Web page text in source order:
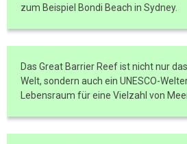
zum Beispiel Bondi Beach in Sydney.
Das Great Barrier Reef ist nicht nur
Welt, sondern auch ein UNESCO-
Lebensraum für eine Vielzahl von